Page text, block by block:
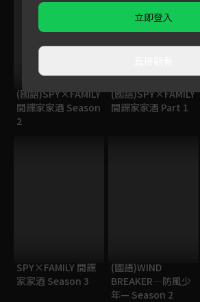
(國語)SPY×FAMILY
間諜家家酒 Season
2
(國語)SPY×FAMILY
間諜家家酒 Part 1
SPY×FAMILY 間諜
家家酒 Season 3
(國語)WIND
BREAKER—防風少
年— Season 2
立即登入